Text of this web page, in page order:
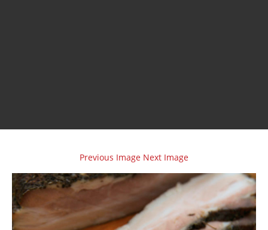
Previous Image Next Image